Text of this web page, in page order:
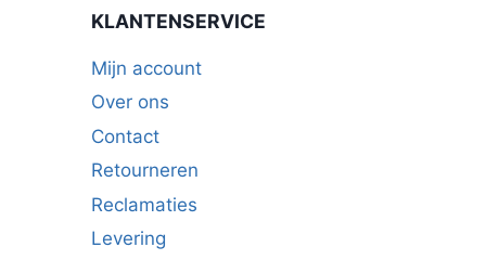
KLANTENSERVICE
Mijn account
Over ons
Contact
Retourneren
Reclamaties
Levering